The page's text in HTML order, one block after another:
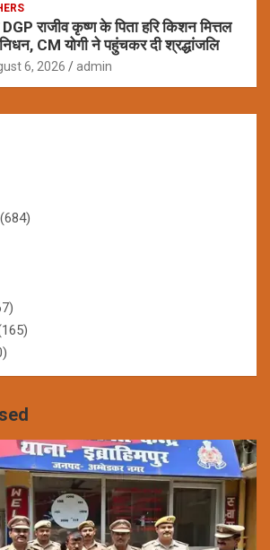
DGP राजीव कृष्ण के पिता हरि किशन मित्तल
CM योगी ने पहुंचकर दी श्रद्धांजलि
6, 2026 admin
(684)